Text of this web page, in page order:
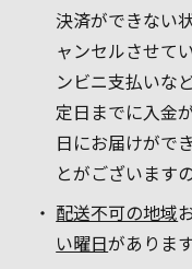
決済ができない
ャンセルさせて
ンビニ支払いな
定日までに入金
日にお届けがで
とがございます
配送不可の地域
い曜日がありま